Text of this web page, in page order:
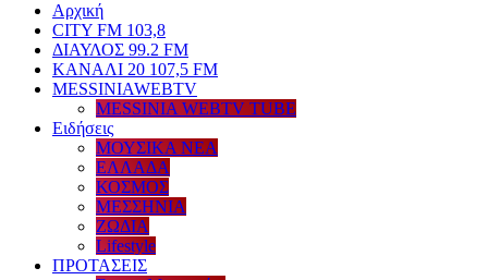
Αρχική
CITY FM 103,8
ΔΙΑΥΛΟΣ 99.2 FM
ΚΑΝΑΛΙ 20 107,5 FM
MESSINIAWEBTV
MESSINIA WEBTV TUBE
Eιδήσεις
ΜΟΥΣΙΚΑ ΝΕΑ
ΕΛΛΑΔΑ
ΚΟΣΜΟΣ
ΜΕΣΣΗΝΙΑ
ΖΩΔΙΑ
Lifestyle
ΠΡΟΤΑΣΕΙΣ